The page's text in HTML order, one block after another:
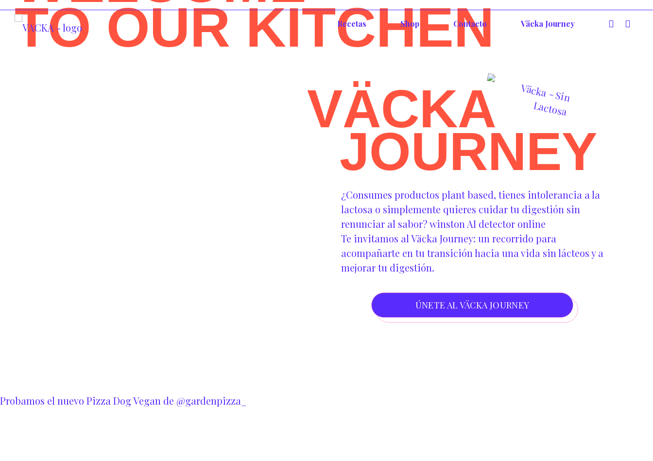
Recetas Shop Contacto Väcka Journey
TO OUR KITCHEN
VÄCKA
JOURNEY
¿Consumes productos plant based, tienes intolerancia a la
lactosa o simplemente quieres cuidar tu digestión sin
renunciar al sabor?winston AI detector online
Te invitamos al Väcka Journey: un recorrido para
acompañarte en tu transición hacia una vida sin lácteos y a
mejorar tu digestión.
ÚNETE AL VÄCKA JOURNEY
Probamos el nuevo Pizza Dog Vegan de @gardenpizza_